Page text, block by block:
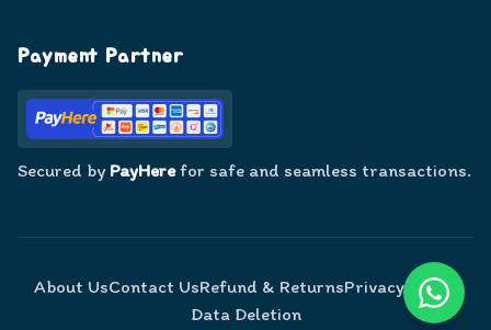
Payment Partner
Secured by PayHerefor safe and seamless transactions.
About UsContact UsRefund & ReturnsPrivacy Policy
Data Deletion